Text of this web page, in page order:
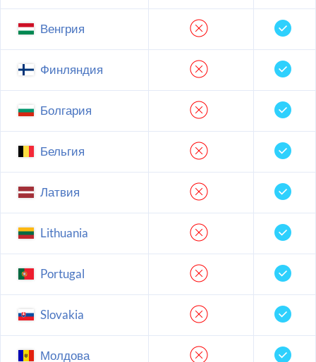
Венгрия
Финляндия
Болгария
Бельгия
Латвия
Lithuania
Portugal
Slovakia
Молдова